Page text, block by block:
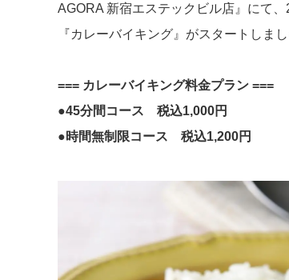
AGORA 新宿エステックビル店』にて
『カレーバイキング』がスタートしまし
=== カレーバイキング料金プラン ===
●45分間コース 税込1,000円
●時間無制限コース 税込1,200円